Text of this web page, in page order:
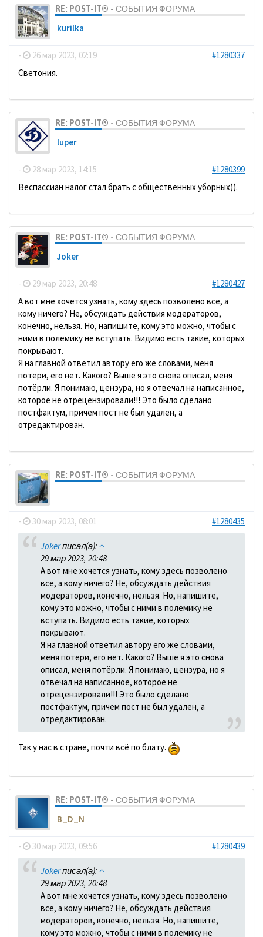
RE: POST-IT® - СОБЫТИЯ ФОРУМА
kurilka
- 26 мар 2023, 02:19
#1280337
Светония.
RE: POST-IT® - СОБЫТИЯ ФОРУМА
luper
- 28 мар 2023, 14:15
#1280399
Веспассиан налог стал брать с общественных уборных)).
RE: POST-IT® - СОБЫТИЯ ФОРУМА
Joker
- 29 мар 2023, 20:48
#1280427
А вот мне хочется узнать, кому здесь позволено все, а
кому ничего? Не, обсуждать действия модераторов,
конечно, нельзя. Но, напишите, кому это можно, чтобы с
ними в полемику не вступать. Видимо есть такие, которых
покрывают.
Я на главной ответил автору его же словами, меня
потери, его нет. Какого? Выше я это снова описал, меня
потёрли. Я понимаю, цензура, но я отвечал на написанное,
которое не отрецензировали!!! Это было сделано
постфактум, причем пост не был удален, а
отредактирован.
RE: POST-IT® - СОБЫТИЯ ФОРУМА
- 30 мар 2023, 08:01 #1280435
Jokerписал(а): ↑
29 мар 2023, 20:48
А вот мне хочется узнать, кому здесь позволено
все, а кому ничего? Не, обсуждать действия
модераторов, конечно, нельзя. Но, напишите,
кому это можно, чтобы с ними в полемику не
вступать. Видимо есть такие, которых
покрывают.
Я на главной ответил автору его же словами,
меня потери, его нет. Какого? Выше я это снова
описал, меня потёрли. Я понимаю, цензура, но я
отвечал на написанное, которое не
отрецензировали!!! Это было сделано
постфактум, причем пост не был удален, а
отредактирован.
Так у нас в стране, почти всё по блату.
RE: POST-IT® - СОБЫТИЯ ФОРУМА
B_D_N
- 30 мар 2023, 09:56 #1280439
Jokerписал(а): ↑
29 мар 2023, 20:48
А вот мне хочется узнать, кому здесь позволено
все, а кому ничего? Не, обсуждать действия
модераторов, конечно, нельзя. Но, напишите,
кому это можно, чтобы с ними в полемику не